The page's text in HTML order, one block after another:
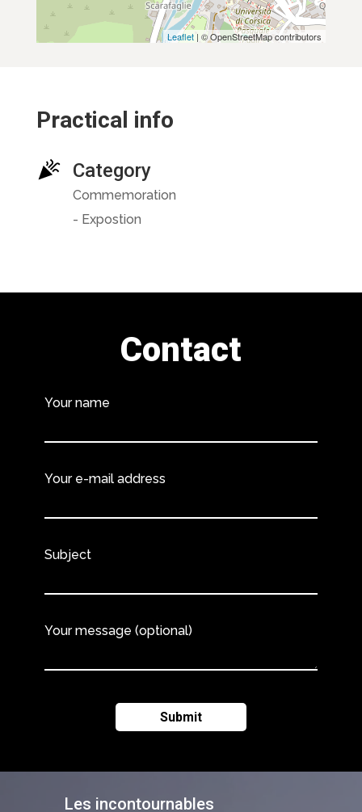
Leaflet | © OpenStreetMap contributors
Practical info
Category
Commemoration
- Expostion
Les incontournables
Contact
Your name
Your e-mail address
Subject
Your message (optional)